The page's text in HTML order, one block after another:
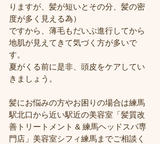
りますが、髪が短いとその分、髪の密
度が多く見える為）
ですから、薄毛もだいぶ進行してから
地肌が見えてきて気づく方が多いで
す。
夏がくる前に是非、頭皮をケアしてい
きましょう。
髪にお悩みの方やお困りの場合は練馬
駅北口から近い駅近の美容室「髪質改
善トリートメント & 練馬ヘッドスパ専
門店」美容室シフィ練馬までご相談く